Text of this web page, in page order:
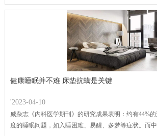
健康睡眠并不难 床垫抗螨是关键
'2023-04-10
威杂志《内科医学期刊》的研究成果表明：约有44%
度的睡眠问题，如入睡困难、易醒、多梦等症状。而